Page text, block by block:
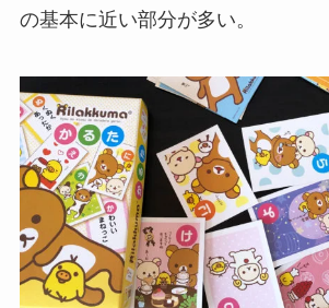
の基本に近い部分が多い。